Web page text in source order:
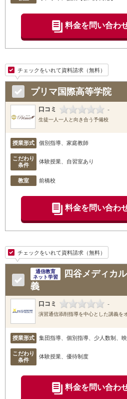
料金を問い合わ
チェックをいれて資料請求（無料）
プリマ国際高等学院
口コミ -
生徒一人一人と向き合う予備校
授業形式 個別指導、家庭教師
こだわり
条件
体験授業、自習室あり
教室 前橋校
料金を問い合わ
チェックをいれて資料請求（無料）
通信教育
ネット学習
四谷メディカ
義
口コミ -
演習通信添削指導を中心とした講義を
授業形式 集団指導、個別指導、少人数制、
こだわり
条件
体験授業、優待制度
料金を問い合わ